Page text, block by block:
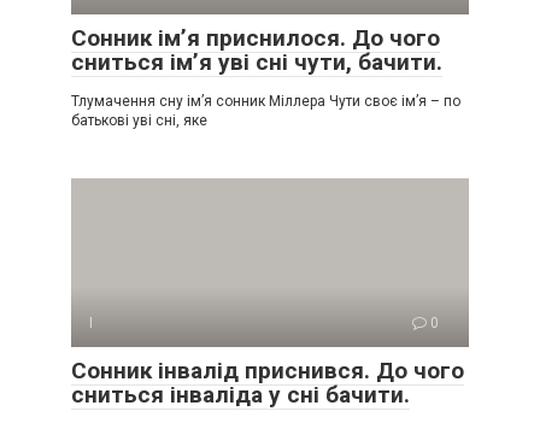
Сонник ім’я приснилося. До чого
сниться ім’я уві сні чути, бачити.
Тлумачення сну ім’я сонник Міллера Чути своє ім’я – по
батькові уві сні, яке
І 0
Сонник інвалід приснився. До чого
сниться інваліда у сні бачити.